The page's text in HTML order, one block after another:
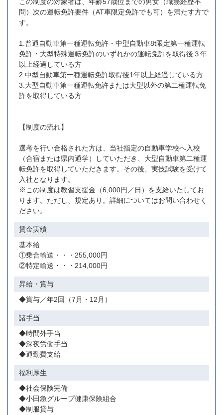
問）次の運転免許要件（AT車限定免許でも可）を満たす方で
す。
1.普通自動車第一種運転免許・中型自動車8t限定第一種運転
免許・大型特殊運転免許のいずれかの運転免許を取得後３年
以上経過している方
2.中型自動車第一種運転免許取得後1年以上経過している方
3.大型自動車第一種運転免許または大型以外の第二種運転免
許を取得している方
【制度の流れ】
選考を行い合格された方は、当社指定の自動車学校へ入校
（合宿または県内通学）していただき、大型自動車第二種運
転免許を取得していただきます。その後、実技試験を受けて
入社となります。
※この制度は教習支援金（6,000円／日）を支給いたしてお
ります。ただし、規定あり。詳細についてはお問い合わせく
ださい。
賃金実績
基本給
①乗合輸送・・・255,000円
②特定輸送・・・214,000円
昇給・賞与
◆賞与／年2回（7月・12月）
諸手当
◆時間外手当
◆深夜労働手当
◆通勤費支給
福利厚生
◆社会保険完備
◆小田急グループ健康保険組合
◆制服貸与